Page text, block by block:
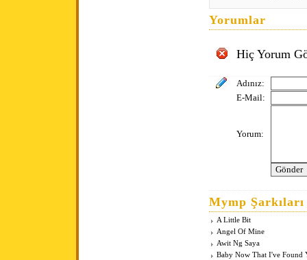
Yorumlar
Hiç Yorum
Adınız:
E-Mail:
Yorum:
Mymp Şarkıları
A Little Bit
Angel Of Mine
Awit Ng Saya
Baby Now That I've Found